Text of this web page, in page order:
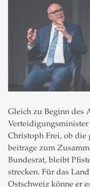
Gleich zu Beginn des
Christoph Frei, ob die
beitrage zum
Bundesrat, bleibt
strecken. Für das
Ostschweiz könne er